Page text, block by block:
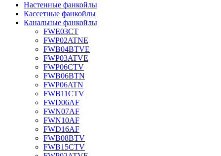
Настенные фанкойлы
Кассетные фанкойлы
Канальные фанкойлы
FWE03CT
FWP02ATNE
FWB04BTVE
FWP03ATVE
FWP06CTV
FWB06BTN
FWP06ATN
FWB11CTV
FWD06AF
FWN07AF
FWN10AF
FWD16AF
FWB08BTV
FWB15CTV